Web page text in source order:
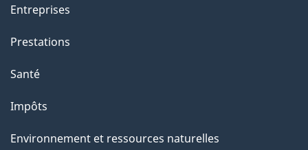
Entreprises
Prestations
Santé
Impôts
Environnement et ressources naturelles